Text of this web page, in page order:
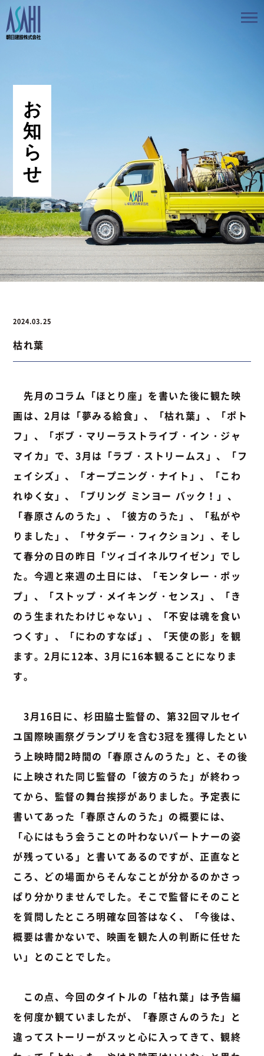
事業案内
会社情報
採用情報
お知らせ
BLOG
お問い合わせ
お問い合わせ
2024.03.25
枯れ葉
先月のコラム「ほとり座」を書いた後に観た映
画は、2月は「夢みる給食」、「枯れ葉」、「ポト
フ」、「ボブ・マリーラストライブ・イン・ジャ
マイカ」で、3月は「ラブ・ストリームス」、「フ
ェイシズ」、「オープニング・ナイト」、「こわ
れゆく女」、「ブリング ミンヨー バック！」、
「春原さんのうた」、「彼方のうた」、「私がや
りました」、「サタデー・フィクション」、そし
て春分の日の昨日「ツィゴイネルワイゼン」でし
た。今週と来週の土日には、「モンタレー・ポッ
プ」、「ストップ・メイキング・センス」、「き
のう生まれたわけじゃない」、「不安は魂を食い
つくす」、「にわのすなば」、「天使の影」を観
ます。2月に12本、3月に16本観ることになりま
す。
3月16日に、杉田脇士監督の、第32回マルセイ
ユ国際映画祭グランプリを含む3冠を獲得したとい
う上映時間2時間の「春原さんのうた」と、その後
に上映された同じ監督の「彼方のうた」が終わっ
てから、監督の舞台挨拶がありました。予定表に
書いてあった「春原さんのうた」の概要には、
「心にはもう会うことの叶わないパートナーの姿
が残っている」と書いてあるのですが、正直なと
ころ、どの場面からそんなことが分かるのかさっ
ぱり分かりませんでした。そこで監督にそのこと
を質問したところ明確な回答はなく、「今後は、
概要は書かないで、映画を観た人の判断に任せた
い」とのことでした。
この点、今回のタイトルの「枯れ葉」は予告編
を何度か観ていましたが、「春原さんのうた」と
違ってストーリーがスッと心に入ってきて、観終